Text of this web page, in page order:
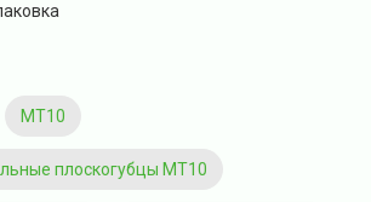
MT10
плоскогубцы MT10